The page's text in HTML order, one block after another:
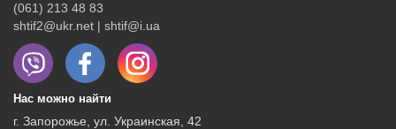
(061) 213 48 83
shtif2@ukr.net | shtif@i.ua
Нас можно найти
г. Запорожье, ул. Украинская, 42